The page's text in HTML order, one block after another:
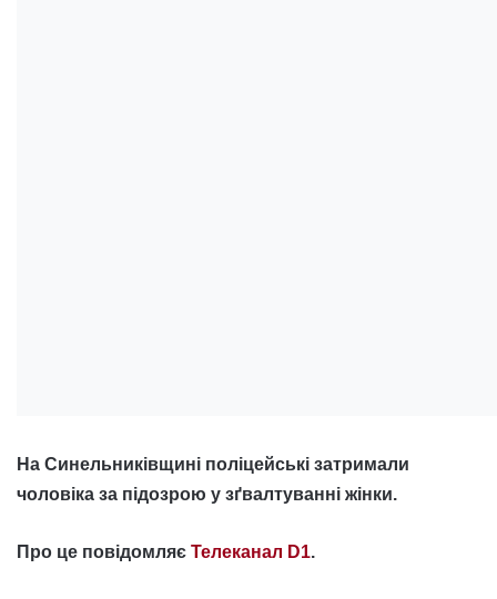
На Синельниківщині поліцейські затримали
чоловіка за підозрою у зґвалтуванні жінки.
Про це повідомляє Телеканал D1.